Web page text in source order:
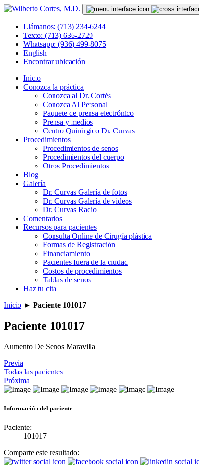
Llámanos: (713) 234-6244
Texto: (713) 636-2729
Whatsapp: (936) 499-8075
English
Encontrar ubicación
Inicio
Conozca la práctica
Conozca al Dr. Cortés
Conozca Al Personal
Paquete de prensa electrónico
Prensa y medios
Centro Quirúrgico Dr. Curvas
Procedimientos
Procedimientos de senos
Procedimientos del cuerpo
Otros Procedimientos
Blog
Galería
Dr. Curvas Galería de fotos
Dr. Curvas Galería de videos
Dr. Curvas Radio
Comentarios
Recursos para pacientes
Consulta Online de Cirugía plástica
Formas de Registración
Financiamiento
Pacientes fuera de la ciudad
Costos de procedimientos
Tablas de senos
Haz tu cita
Inicio ► Paciente 101017
Paciente 101017
Aumento De Senos Maravilla
Previa
Todas las pacientes
Próxima
Información del paciente
Paciente:
101017
Comparte este resultado: